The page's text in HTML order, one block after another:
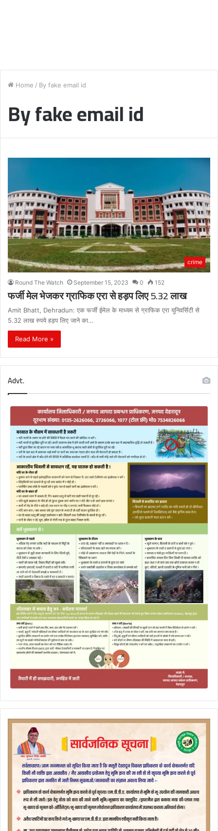
Home / By fake email id
By fake email id
crime
Round The Watch September 15, 2023 0 152
फर्जी मेल भेजकर ग्राफिक एरा से हड़प लिए 5.32 लाख
Amit Bhatt, Dehradun: एक फर्जी ईमेल के माध्यम से ग्राफिक एरा यूनिवर्सिटी से
5.32 लाख रुपये हड़प लिए जाने का…
Read More »
Advt.